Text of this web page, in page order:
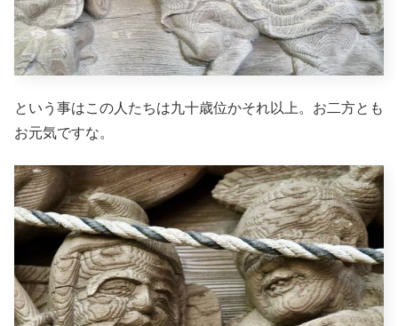
という事はこの人たちは九十歳位かそれ以上。お二方とも
お元気ですな。